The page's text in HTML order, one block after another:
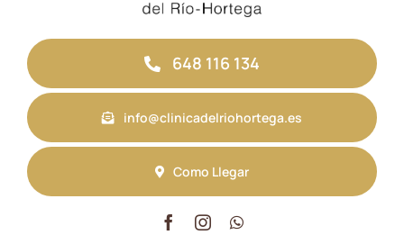
648 116 134
info@clinicadelriohortega.es
Como Llegar